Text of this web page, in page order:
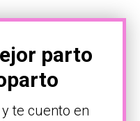
parto
te cuento en